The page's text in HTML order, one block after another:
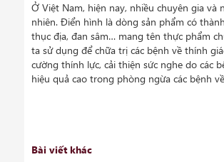
Ở Việt Nam, hiện nay, nhiều chuyên gia
nhiên. Điển hình là dòng sản phẩm có
thục địa, đan sâm… mang tên thực phẩm
ta sử dụng để chữa trị các bệnh về thính
cường thính lực, cải thiện sức nghe do các
hiệu quả cao trong phòng ngừa các bệnh
Bài viết khác